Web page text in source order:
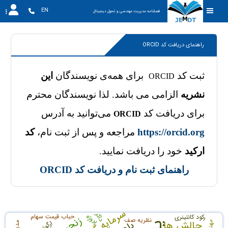
فصلنامه مدیریت مهندسی و تحول دیجیتال EN
راهنمای دریافت کد ORCID
ثبت کد ORCIDبرای همه‌ی نویسندگان این
نشریه الزامی می باشد. لذا نویسندگان محترم
برای دریافت کد ORCID می‌توانید به آدرس
https://orcid.orgمراجعه و پس از ثبت نام،کد
ارکید خود را دریافت نمایید.
راهنمای ثبت نام و دریافت کد ORCID
نظریه صف حباب قیمت سهام پروژه رکود کانتینری داکر